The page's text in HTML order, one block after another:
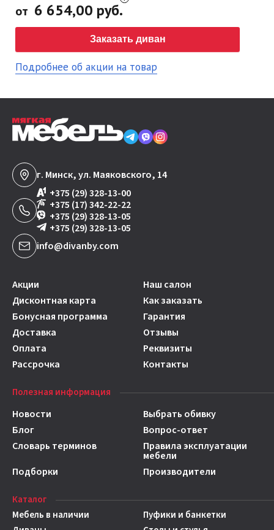
от 6 654,00 руб.
Заказать диван
Подробнее об акции на товар
г. Минск, ул. Маяковского, 14
+375 (29) 328-13-00
+375 (17) 342-22-22
+375 (29) 328-13-05
+375 (29) 328-13-05
info@divanby.com
Акции
Наш салон
Дисконтная карта
Как заказать
Бонусная программа
Гарантия
Доставка
Отзывы
Оплата
Реквизиты
Рассрочка
Контакты
Полезная информация
Новости
Выбрать обивку
Блог
Вопрос-ответ
Словарь терминов
Правила эксплуатации
мебели
Подборки
Производители
Каталог
Мебель в наличии
Пуфики и банкетки